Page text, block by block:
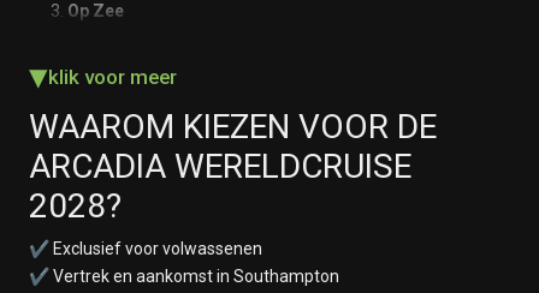
Op Zee
Op Zee
Las Palmas, Gran Canaria
Op Zee
11 januari 2028
12 januari 2028
Op Zee
▾klik voor meer
WAAROM KIEZEN VOOR DE
ARCADIA WERELDCRUISE
2028?
✔ Exclusief voor volwassenen
✔ Vertrek en aankomst in Southampton